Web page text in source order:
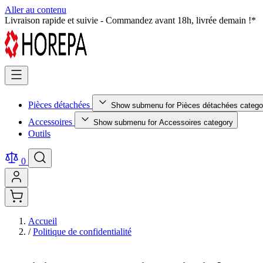
Aller au contenu
Livraison rapide et suivie - Commandez avant 18h, livrée demain !*
Pièces détachées Show submenu for Pièces détachées
Accessoires Show submenu for Accessoires category
Outils
0
Accueil
/ Politique de confidentialité